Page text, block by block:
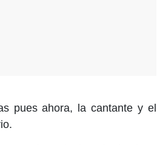
pues ahora, la cantante y el